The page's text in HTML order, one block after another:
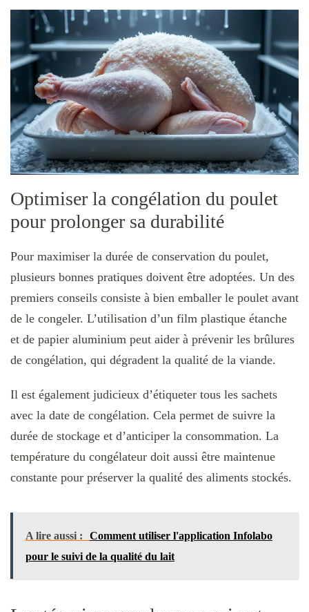
Optimiser la congélation du poulet
pour prolonger sa durabilité
Pour maximiser la durée de conservation du poulet,
plusieurs bonnes pratiques doivent être adoptées. Un des
premiers conseils consiste à bien emballer le poulet avant
de le congeler. L’utilisation d’un film plastique étanche
et de papier aluminium peut aider à prévenir les brûlures
de congélation, qui dégradent la qualité de la viande.
Il est également judicieux d’étiqueter tous les sachets
avec la date de congélation. Cela permet de suivre la
durée de stockage et d’anticiper la consommation. La
température du congélateur doit aussi être maintenue
constante pour préserver la qualité des aliments stockés.
A lire aussi :
Comment utiliser l'application Infolabo
pour le suivi de la qualité du lait